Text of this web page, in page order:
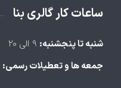
ساعات کار گالری بنا
شنبه تا پنجشنبه:
جمعه ها و تعطیلات رسمی: